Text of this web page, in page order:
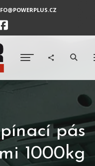
pás
1000kg